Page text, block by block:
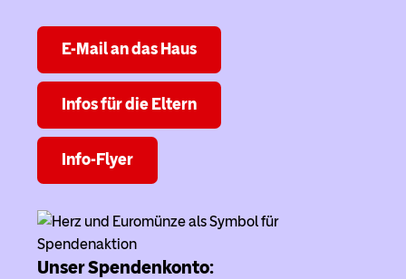
E-Mail an das Haus
Infos für die Eltern
Info-Flyer
Unser Spendenkonto: